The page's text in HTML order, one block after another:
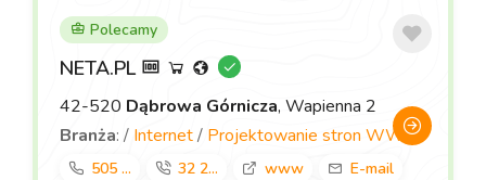
Polecamy
NETA.PL
42-520 Dąbrowa Górnicza, Wapienna 2
Branża: / Internet/ Projektowanie stron WWW
505 ... 32 2... www
E-mail